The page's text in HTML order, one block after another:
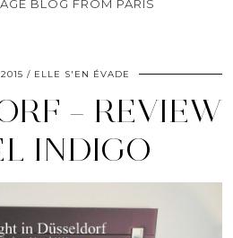
BLOG FROM PARIS
ELLE S'EN ÉVADE
– REVIEW
INDIGO